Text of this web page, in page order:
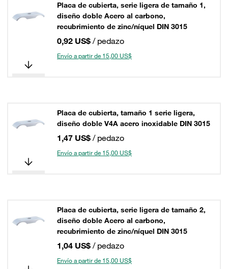
Placa de cubierta, serie ligera de tamaño 1,
diseño doble Acero al carbono,
recubrimiento de zinc/níquel DIN 3015
0,92 US$ / pedazo
Envío a partir de 15,00 US$
Placa de cubierta, tamaño 1 serie ligera,
diseño doble V4A acero inoxidable DIN 3015
1,47 US$ / pedazo
Envío a partir de 15,00 US$
Placa de cubierta, serie ligera de tamaño 2,
diseño doble Acero al carbono,
recubrimiento de zinc/níquel DIN 3015
1,04 US$ / pedazo
Envío a partir de 15,00 US$